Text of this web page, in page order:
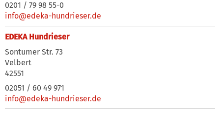
0201 / 79 98 55-0
info@edeka-hundrieser.de
EDEKA Hundrieser
Sontumer Str. 73
Velbert
42551
02051 / 60 49 971
info@edeka-hundrieser.de